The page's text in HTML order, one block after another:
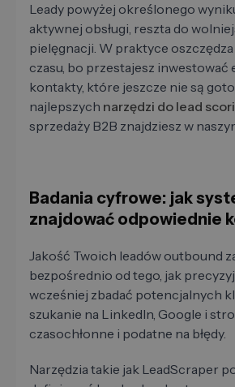
Leady powyżej określonego
aktywnej obsługi, reszta do
pielęgnacji. W praktyce
czasu, bo przestajesz inwestować
kontakty, które jeszcze nie są
najlepszych narzędzi do lead
sprzedaży B2B znajdziesz w
Badania cyfrowe: jak
znajdować odpowiednie
Jakość Twoich leadów outbound
bezpośrednio od tego, jak
wcześniej zbadać potencjalnych
szukanie na LinkedIn, Google i
czasochłonne i podatne na błędy.
Narzędzia takie jak LeadScraper